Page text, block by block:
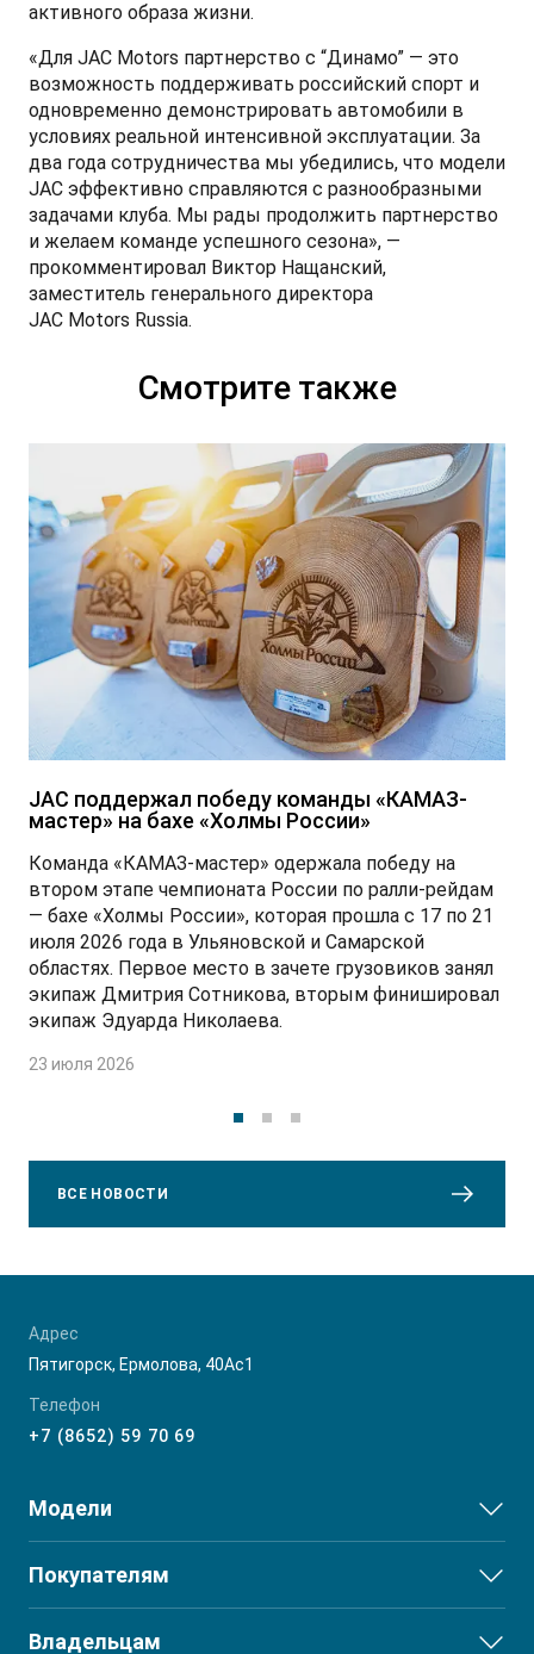
активного образа жизни.
«Для JAC Motors партнерство с “Динамо” — это
возможность поддерживать российский спорт и
одновременно демонстрировать автомобили в
условиях реальной интенсивной эксплуатации. За
два года сотрудничества мы убедились, что модели
JAC эффективно справляются с разнообразными
задачами клуба. Мы рады продолжить партнерство
и желаем команде успешного сезона», —
прокомментировал Виктор Нащанский,
заместитель генерального директора
JAC Motors Russia.
Смотрите также
JAC поддержал победу команды «КАМАЗ-
мастер» на бахе «Холмы России»
Команда «КАМАЗ-мастер» одержала победу на
втором этапе чемпионата России по ралли-рейдам
— бахе «Холмы России», которая прошла с 17 по 21
июля 2026 года в Ульяновской и Самарской
областях. Первое место в зачете грузовиков занял
экипаж Дмитрия Сотникова, вторым финишировал
экипаж Эдуарда Николаева.
23 июля 2026
ВСЕ НОВОСТИ
Адрес
Пятигорск, Ермолова, 40Ас1
Телефон
+7 (8652) 59 70 69
Модели
JS3
JS6
Покупателям
Выбор и покупка
Владельцам